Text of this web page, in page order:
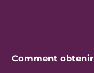
Comment obtenir